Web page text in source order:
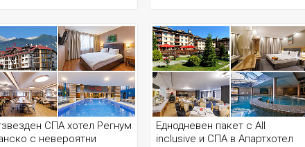
СПА хотел Регнум
с невероятни
Еднодневен пакет с All
inclusive и СПА в Апартхотел